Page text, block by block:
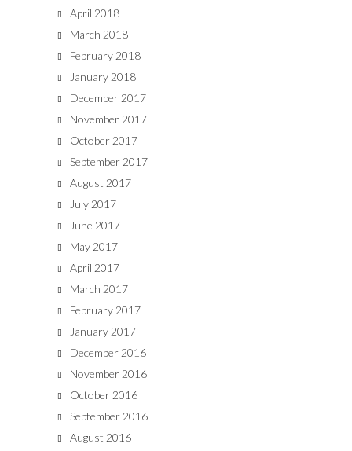
April 2018
March 2018
February 2018
January 2018
December 2017
November 2017
October 2017
September 2017
August 2017
July 2017
June 2017
May 2017
April 2017
March 2017
February 2017
January 2017
December 2016
November 2016
October 2016
September 2016
August 2016